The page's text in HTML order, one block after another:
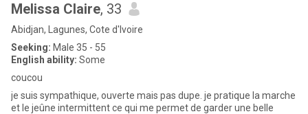
Melissa Claire, 33
Abidjan, Lagunes, Cote d'Ivoire
Seeking: Male 35 - 55
English ability: Some
coucou
je suis sympathique, ouverte mais pas dupe. je pratique la marche
et le jeûne intermittent ce qui me permet de garder une belle